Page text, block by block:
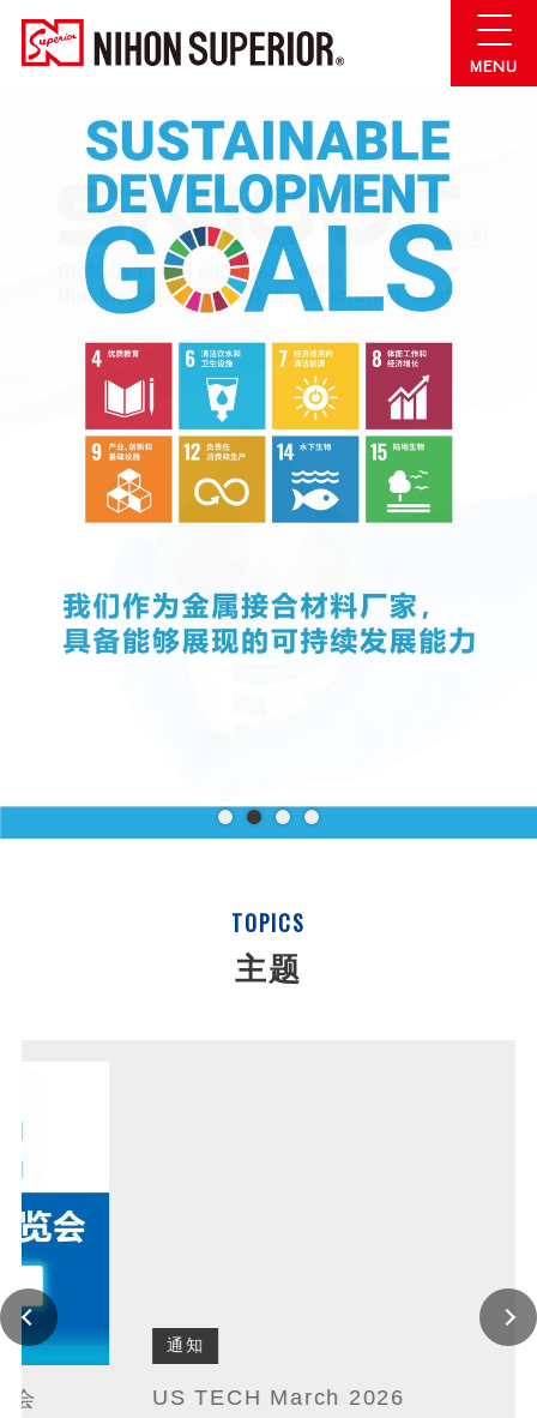
TOPICS
主题
通知
US TECH March 2026